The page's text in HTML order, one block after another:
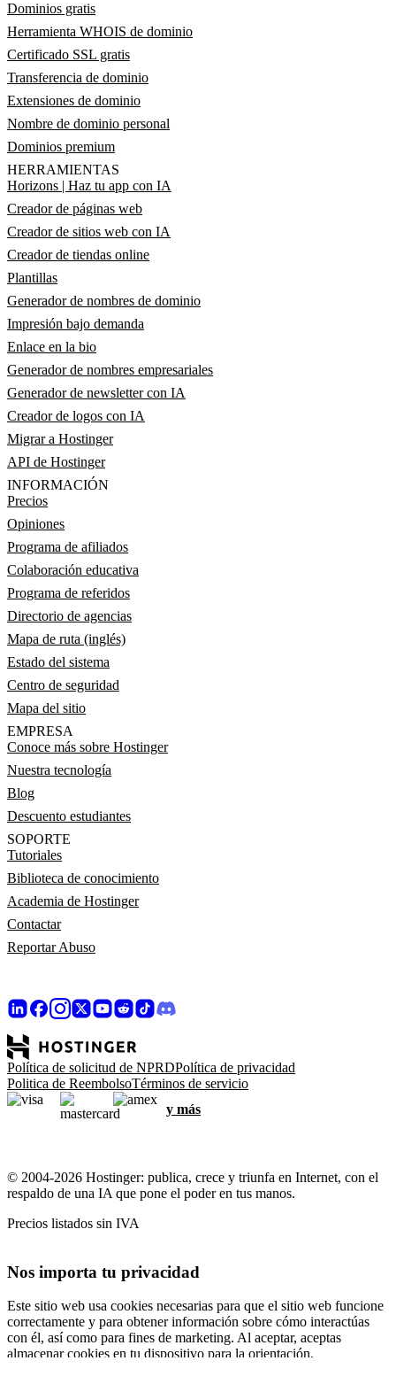
Dominios gratis
Herramienta WHOIS de dominio
Certificado SSL gratis
Transferencia de dominio
Extensiones de dominio
Nombre de dominio personal
Dominios premium
HERRAMIENTAS
Horizons | Haz tu app con IA
Creador de páginas web
Creador de sitios web con IA
Creador de tiendas online
Plantillas
Generador de nombres de dominio
Impresión bajo demanda
Enlace en la bio
Generador de nombres empresariales
Generador de newsletter con IA
Creador de logos con IA
Migrar a Hostinger
API de Hostinger
INFORMACIÓN
Precios
Opiniones
Programa de afiliados
Colaboración educativa
Programa de referidos
Directorio de agencias
Mapa de ruta (inglés)
Estado del sistema
Centro de seguridad
Mapa del sitio
EMPRESA
Conoce más sobre Hostinger
Nuestra tecnología
Blog
Descuento estudiantes
SOPORTE
Tutoriales
Biblioteca de conocimiento
Academia de Hostinger
Contactar
Reportar Abuso
Política de solicitud de NPRDPolítica de privacidad
Politica de ReembolsoTérminos de servicio
y más
© 2004-2026 Hostinger: publica, crece y triunfa en Internet, con el
respaldo de una IA que pone el poder en tus manos.
Precios listados sin IVA
Nos importa tu privacidad
Este sitio web usa cookies necesarias para que el sitio web funcione
correctamente y para obtener información sobre cómo interactúas
con él, así como para fines de marketing. Al aceptar, aceptas
almacenar cookies en tu dispositivo para la orientación,